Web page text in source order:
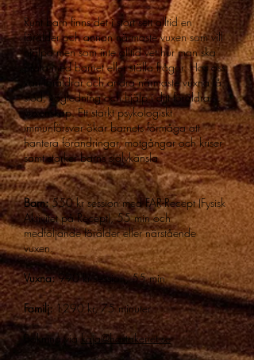
Runt barn finns det i stort sett alltid en
förälder och annan närmaste vuxen som vill
hjälpa men som inte alltid vet hur man ska
prata med barnet eller ställa frågor. Hos oss
kan föräldrar och andra närmaste vuxna få
stöd, vägledning och hjälp i ditt föräldra-,
vuxenskap. Ett starkt psykologiskt
immunförsvar ökar barnets förmåga att
hantera förändringar, motgångar och kriser
samt stärker barns självkänsla
Barn:550 kr session med FAR-Recept (Fysisk
Aktivitet på Recept), 55 min och
medföljande förälder eller närstående
vuxen.
Vuxna:990 kr session, 55 min​
Familj:1290 kr, 75 minuter
Bokning viakaja@hastakeriet.se